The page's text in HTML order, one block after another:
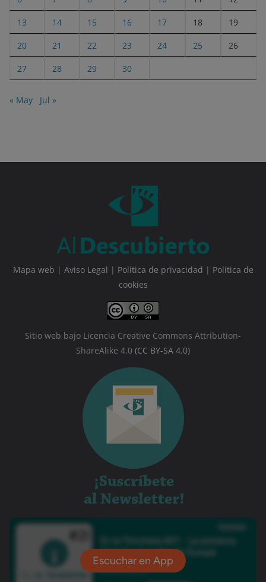
13 14 15 16 17 18 19
20 21 22 23 24 25 26
27 28 29 30
« May Jul »
Mapa web | Aviso Legal | Política de privacidad | Política de
cookies
Sitio web bajo Licencia Creative Commons Attribution-
ShareAlike 4.0 (CC BY-SA 4.0)